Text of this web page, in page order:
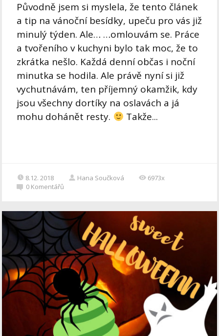
Původně jsem si myslela, že tento článek
a tip na vánoční besídky, upeču pro vás již
minulý týden. Ale… …omlouvám se. Práce
a tvořeního v kuchyni bylo tak moc, že to
zkrátka nešlo. Každá denní občas i noční
minutka se hodila. Ale právě nyní si již
vychutnávám, ten příjemný okamžik, kdy
jsou všechny dortíky na oslavách a já
mohu dohánět resty.
Takže...
8.12. 2018 Hana Součková
6973x
0 Komentářů